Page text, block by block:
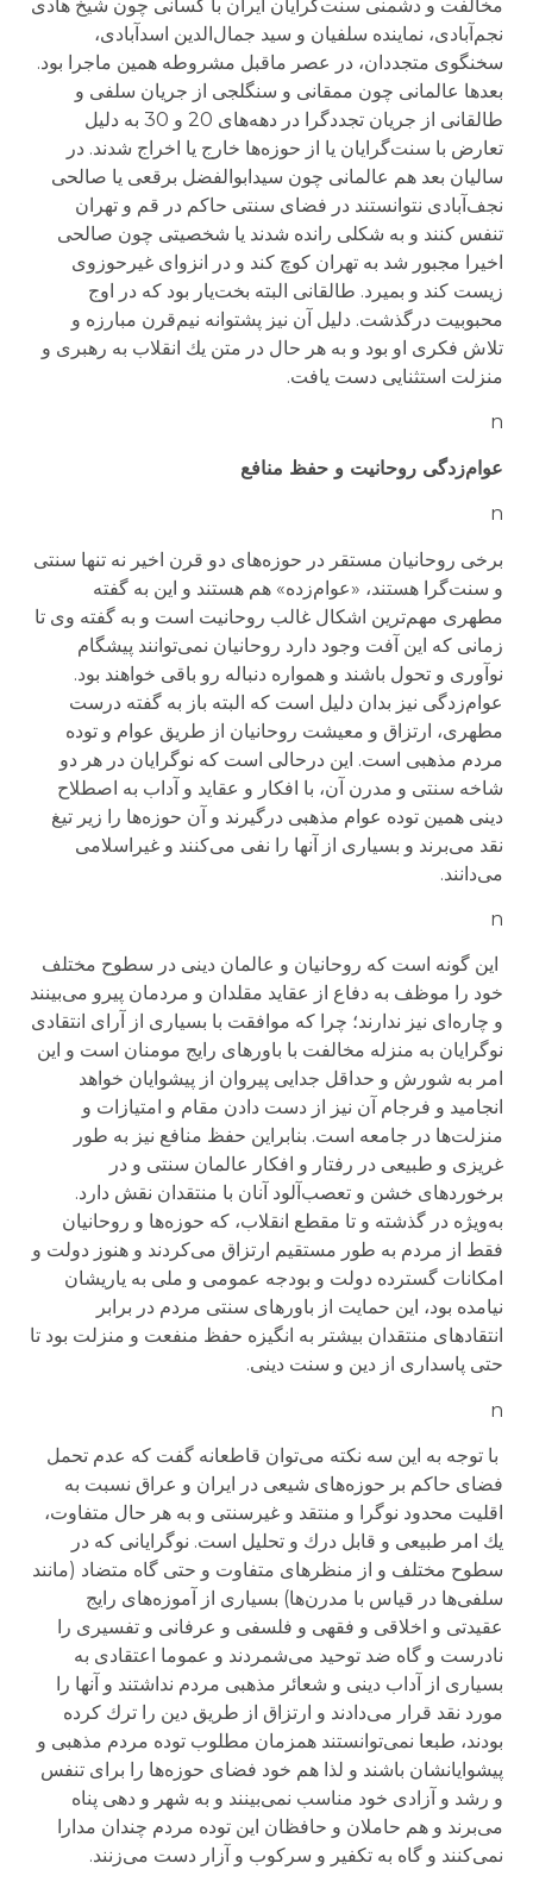
مخالفت و دشمنی سنت‌گرایان ایران با كسانی چون شیخ هادی
نجم‌آبادی، نماینده سلفیان و سید جمال‌الدین اسدآبادی،
سخنگوی متجددان، در عصر ماقبل مشروطه همین ماجرا بود.
بعدها عالمانی چون ممقانی و سنگلجی از جریان سلفی و
طالقانی از جریان تجددگرا در دهه‌های 20 و 30 به دلیل
تعارض با سنت‌گرایان یا از حوزه‌ها خارج یا اخراج شدند. در
سالیان بعد هم عالمانی چون سیدابوالفضل برقعی یا صالحی
نجف‌آبادی نتوانستند در فضای سنتی حاكم در قم و تهران
تنفس كنند و به شكلی رانده شدند یا شخصیتی چون صالحی
اخیرا مجبور شد به تهران كوچ كند و در انزوای غیرحوزوی
زیست كند و بمیرد. طالقانی البته بخت‌یار بود كه در اوج
محبوبیت درگذشت. دلیل آن نیز پشتوانه نیم‌قرن مبارزه و
تلاش فكری او بود و به هر حال در متن یك انقلاب به رهبری و
منزلت استثنایی دست یافت.
n
عوام‌زدگی روحانیت و حفظ منافع
n
برخی روحانیان مستقر در حوزه‌های دو قرن اخیر نه تنها سنتی
و سنت‌گرا هستند، «عوام‌زده» هم هستند و این به گفته
مطهری مهم‌ترین اشكال غالب روحانیت است و به گفته وی تا
زمانی كه این آفت وجود دارد روحانیان نمی‌توانند پیشگام
نوآوری و تحول باشند و همواره دنباله رو باقی خواهند بود.
عوام‌زدگی نیز بدان دلیل است كه البته باز به گفته درست
مطهری، ارتزاق و معیشت روحانیان از طریق عوام و توده
مردم مذهبی است. این درحالی است كه نوگرایان در هر دو
شاخه سنتی و مدرن آن، با افكار و عقاید و آداب به اصطلاح
دینی همین توده عوام مذهبی درگیرند و آن حوزه‌ها را زیر تیغ
نقد می‌برند و بسیاری از آنها را نفی می‌كنند و غیراسلامی
می‌دانند.
n
این گونه است كه روحانیان و عالمان دینی در سطوح مختلف
خود را موظف به دفاع از عقاید مقلدان و مردمان پیرو می‌بینند
و چاره‌ای نیز ندارند؛ چرا كه موافقت با بسیاری از آرای انتقادی
نوگرایان به منزله مخالفت با باورهای رایج مومنان است و این
امر به شورش و حداقل جدایی پیروان از پیشوایان خواهد
انجامید و فرجام آن نیز از دست دادن مقام و امتیازات و
منزلت‌ها در جامعه است. بنابراین حفظ منافع نیز به طور
غریزی و طبیعی در رفتار و افكار عالمان سنتی و در
برخوردهای خشن و تعصب‌آلود آنان با منتقدان نقش دارد.
به‌ویژه در گذشته و تا مقطع انقلاب، كه حوزه‌ها و روحانیان
فقط از مردم به طور مستقیم ارتزاق می‌كردند و هنوز دولت و
امكانات گسترده دولت و بودجه عمومی و ملی به یاریشان
نیامده بود، این حمایت از باورهای سنتی مردم در برابر
انتقادهای منتقدان بیشتر به انگیزه حفظ منفعت و منزلت بود تا
حتی پاسداری از دین و سنت دینی.
n
با توجه به این سه نكته می‌توان قاطعانه گفت كه عدم تحمل
فضای حاكم بر حوزه‌های شیعی در ایران و عراق نسبت به
اقلیت محدود نوگرا و منتقد و غیرسنتی و به هر حال متفاوت،
یك امر طبیعی و قابل درك و تحلیل است. نوگرایانی كه در
سطوح مختلف و از منظرهای متفاوت و حتی گاه متضاد (مانند
سلفی‌ها در قیاس با مدرن‌ها) بسیاری از آموزه‌های رایج
عقیدتی و اخلاقی و فقهی و فلسفی و عرفانی و تفسیری را
نادرست و گاه ضد توحید می‌شمردند و عموما اعتقادی به
بسیاری از آداب دینی و شعائر مذهبی مردم نداشتند و آنها را
مورد نقد قرار می‌دادند و ارتزاق از طریق دین را ترك كرده
بودند، طبعا نمی‌توانستند همزمان مطلوب توده مردم مذهبی و
پیشوایانشان باشند و لذا هم خود فضای حوزه‌ها را برای تنفس
و رشد و آزادی خود مناسب نمی‌بینند و به شهر و دهی پناه
می‌برند و هم حاملان و حافظان این توده مردم چندان مدارا
نمی‌كنند و گاه به تكفیر و سركوب و آزار دست می‌زنند.